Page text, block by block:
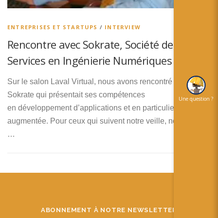
Español
ENTREPRISES ET STARTUPS / INTERVIEW
Rencontre avec Sokrate, Société de
Services en Ingénierie Numériques
Sur le salon Laval Virtual, nous avons rencontré la société
Sokrate qui présentait ses compétences
en développement d’applications et en particulier en réalité
augmentée. Pour ceux qui suivent notre veille, nous avions
…
ABONNEMENT À NOTRE NEWSLETTER
Une question ?